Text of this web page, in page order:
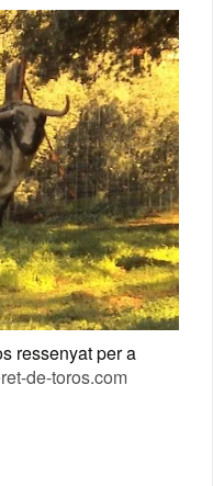
ressenyat per a
de-toros.com